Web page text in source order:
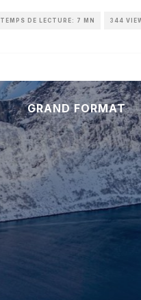
TEMPS DE LECTURE: 7 MN 344
GRAND FORMAT